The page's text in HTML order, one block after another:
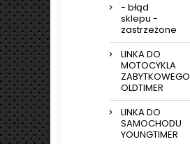
- błąd
sklepu -
zastrzeżone
LINKA DO
MOTOCYKLA
ZABYTKOWEGO
OLDTIMER
LINKA DO
SAMOCHODU
YOUNGTIMER